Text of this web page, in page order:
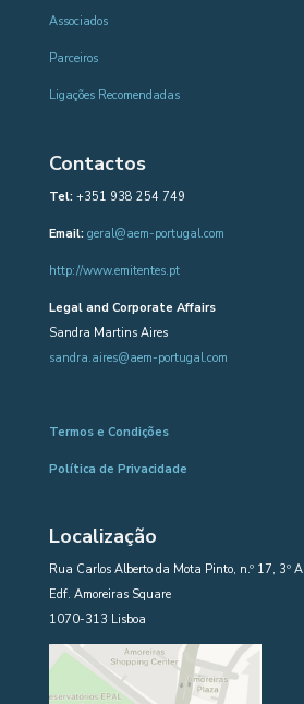
Associados
Parceiros
Ligações Recomendadas
Contactos
Tel:+351 938 254 749
Email: geral@aem-portugal.com
http://www.emitentes.pt
Legal and Corporate Affairs
Sandra Martins Aires
sandra.aires@aem-portugal.com
Termos e Condições
Política de Privacidade
Localização
Rua Carlos Alberto da Mota Pinto, n.º 17, 3º A
Edf. Amoreiras Square
1070-313 Lisboa